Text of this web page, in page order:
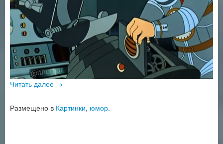
Читать далее →
Размещено в Картинки, юмор.